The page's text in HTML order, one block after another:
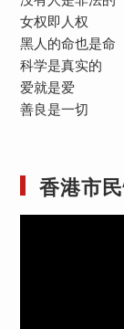
女权即人权
黑人的命也是命
科学是真实的
爱就是爱
善良是一切
香港市